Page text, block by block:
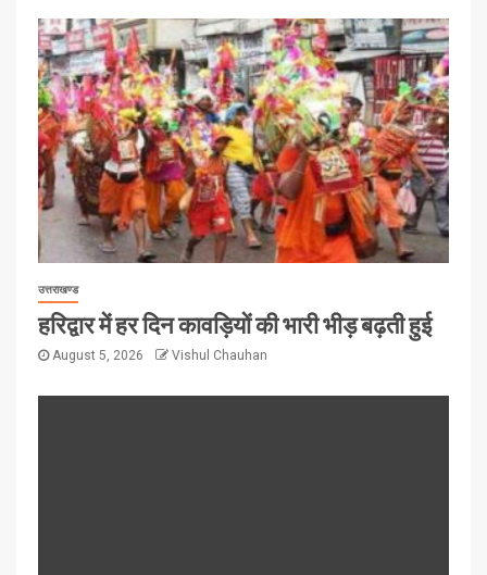
उत्तराखण्ड
हरिद्वार में हर दिन कावड़ियों की भारी भीड़ बढ़ती हुई
August 5, 2026 Vishul Chauhan